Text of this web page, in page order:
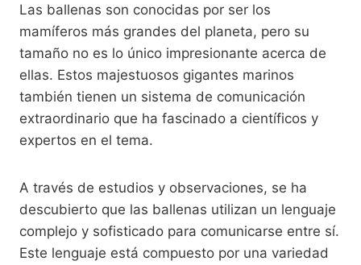
Las ballenas son conocidas por ser los
mamíferos más grandes del planeta, pero su
tamaño no es lo único impresionante acerca de
ellas. Estos majestuosos gigantes marinos
también tienen un sistema de comunicación
extraordinario que ha fascinado a científicos y
expertos en el tema.
A través de estudios y observaciones, se ha
descubierto que las ballenas utilizan un lenguaje
complejo y sofisticado para comunicarse entre sí.
Este lenguaje está compuesto por una variedad